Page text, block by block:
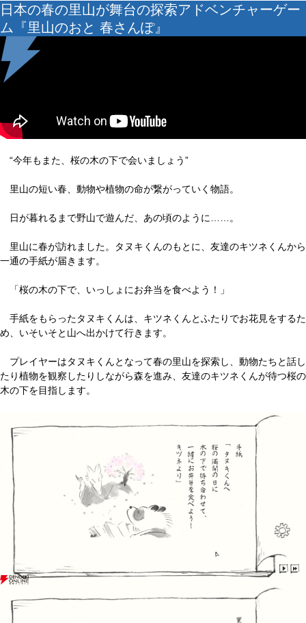
日本の春の里山が舞台の探索アドベンチャーゲー
ム『里山のおと 春さんぽ』
“今年もまた、桜の木の下で会いましょう”
里山の短い春、動物や植物の命が繋がっていく物語。
日が暮れるまで野山で遊んだ、あの頃のように……。
里山に春が訪れました。タヌキくんのもとに、友達のキツネくんから
一通の手紙が届きます。
「桜の木の下で、いっしょにお弁当を食べよう！」
手紙をもらったタヌキくんは、キツネくんとふたりでお花見をするた
め、いそいそと山へ出かけて行きます。
プレイヤーはタヌキくんとなって春の里山を探索し、動物たちと話し
たり植物を観察したりしながら森を進み、友達のキツネくんが待つ桜の
木の下を目指します。